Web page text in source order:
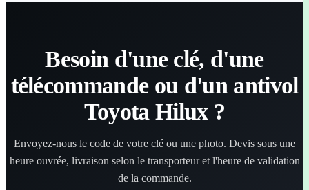
Besoin d'une clé, d'une
télécommande ou d'un antivol
Toyota Hilux ?
Envoyez-nous le code de votre clé ou une photo. Devis sous une
heure ouvrée, livraison selon le transporteur et l'heure de validation
de la commande.